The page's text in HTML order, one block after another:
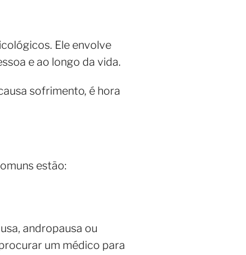
Ele envolve
e ao longo da vida.
sofrimento, é hora
estão:
andropausa ou
um médico para